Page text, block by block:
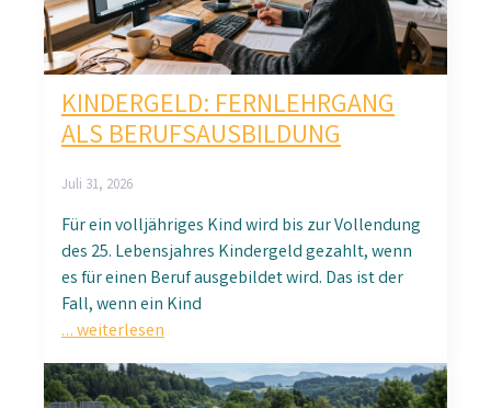
KINDERGELD: FERNLEHRGANG
ALS BERUFSAUSBILDUNG
Juli 31, 2026
Für ein volljähriges Kind wird bis zur Vollendung
des 25. Lebensjahres Kindergeld gezahlt, wenn
es für einen Beruf ausgebildet wird. Das ist der
Fall, wenn ein Kind
… weiterlesen